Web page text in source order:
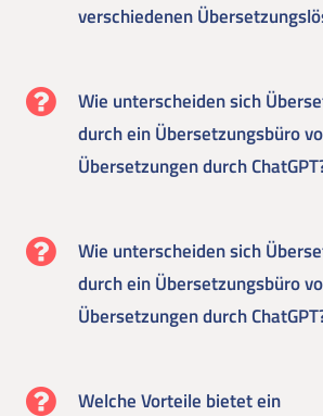
verschiedenen
Wie unterscheiden sich
durch ein Übersetzungsbüro
Übersetzungen durch
Wie unterscheiden sich
durch ein Übersetzungsbüro
Übersetzungen durch
Welche Vorteile bietet ein